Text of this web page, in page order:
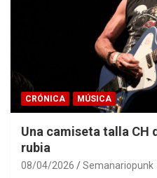
CRÓNICA MÚSICA
Una camiseta talla CH
rubia
08/04/2026 Semanariopunk